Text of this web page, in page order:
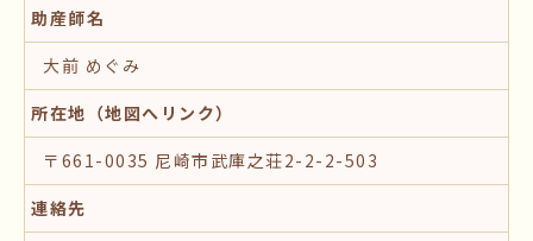
助産師名
大前 めぐみ
所在地（地図へリンク）
〒661-0035 尼崎市武庫之荘2-2-2-503
連絡先